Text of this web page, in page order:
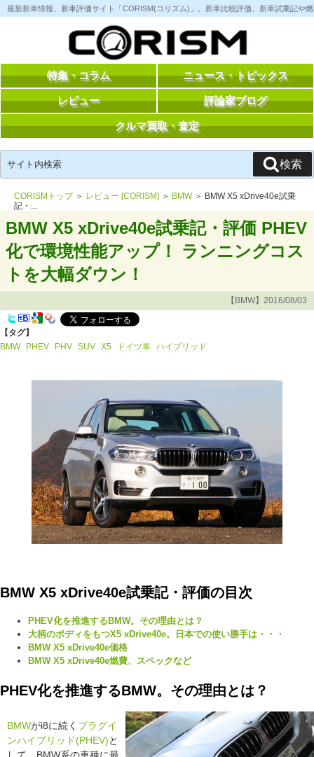
コ
ン
へ
最新新車情報、新車評価サイト「CORISM(コリズム)」。新車比較評価、新車試乗記や
特集・コラム ニュース・トピックス
レビュー 評論家ブログ
クルマ買取・査定
索:
検索
CORISMトップ＞ レビュー [CORISM] ＞ BMW＞ BMW X5 xDrive40e試乗
記・...
BMW X5 xDrive40e試乗記・評価 PHEV
化で環境性能アップ！ ランニングコス
トを大幅ダウン！
【BMW】2016/08/03
【タグ】
BMW
PHEV PHV SUV X5 ドイツ車 ハイブリッド
BMW X5 xDrive40e試乗記・評価の目次
PHEV化を推進するBMW。その理由とは？
大柄のボディをもつX5 xDrive40e。日本での使い勝手は・・・
BMW X5 xDrive40e価格
BMW X5 xDrive40e燃費、スペックなど
PHEV化を推進するBMW。その理由とは？
BMWがi8に続く プラグイ
ンハイブリッド(PHEV)と
して、BMW系の車種に最